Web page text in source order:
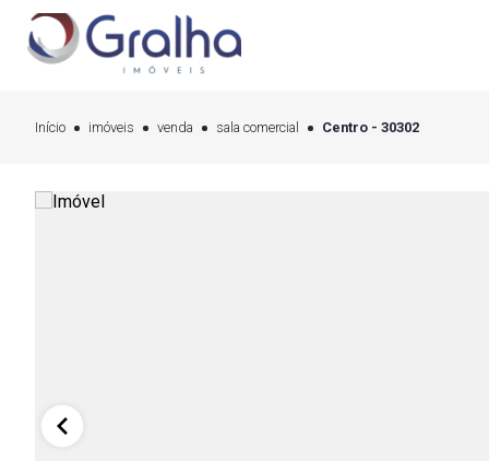
Início imóveis venda sala comercial Centro - 30302